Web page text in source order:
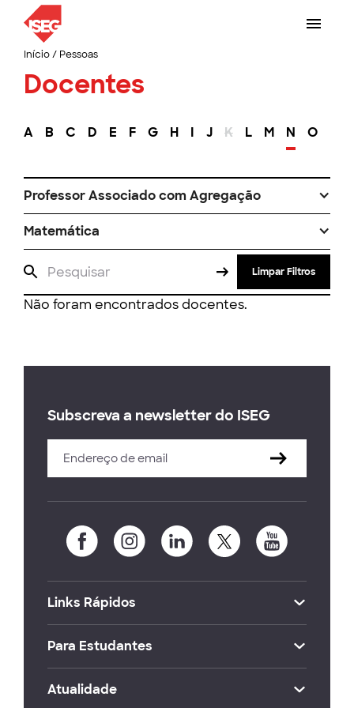
Início/ Pessoas
Docentes
A B C D E F G H I J K L M N O
Professor Associado com Agregação
Matemática
Limpar Filtros
Não foram encontrados docentes.
Subscreva a newsletter do ISEG
Links Rápidos
Para Estudantes
Atualidade